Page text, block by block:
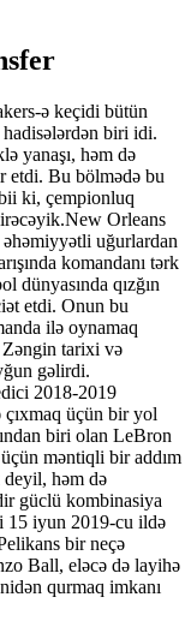
ə keçidi bütün
biri idi.
yanaşı, həm də
etdi. Bu bölmədə bu
ki, çempionluq
Orleans
uğurlardan
komandanı tərk
dünyasında qızğın
etdi. Onun bu
ilə oynamaq
tarixi və
gəlirdi.
2018-2019
üçün bir yol
biri olan LeBron
məntiqli bir addım
həm də
güclü kombinasiya
15 iyun 2019-cu ildə
bir neçə
Ball, eləcə də layihə
qurmaq imkanı